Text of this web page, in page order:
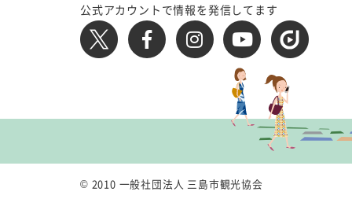
公式アカウントで情報を発信してます
© 2010 一般社団法人 三島市観光協会